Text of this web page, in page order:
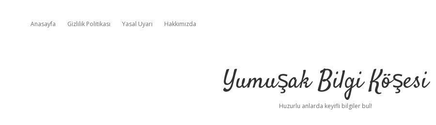
Anasayfa Gizlilik Politikası Yasal Uyarı Hakkımızda
Yumuşak Bilgi Köşesi
Huzurlu anlarda keyifli bilgiler bul!